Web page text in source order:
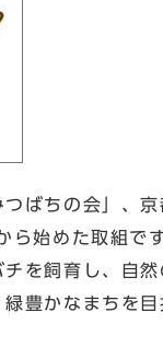
ばちの会」、
始めた取組です
を飼育し、自
豊かなまちを目